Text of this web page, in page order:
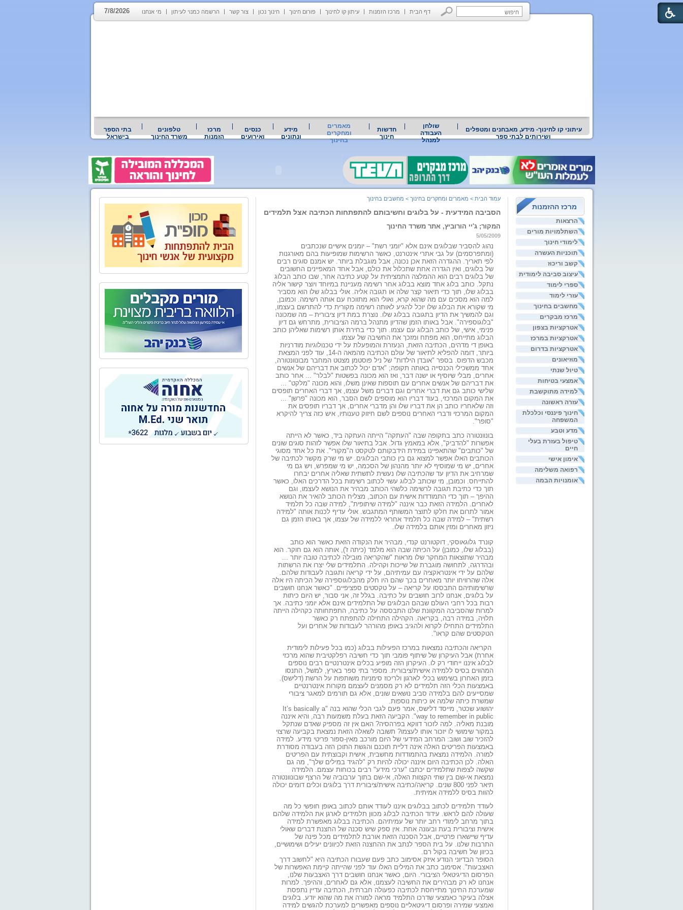
דף הבית מרכז הזמנות עיתון קו לחינוך פורום חינוך חינוך נכון צור קשר הרשמה כמנוי לעיתון מי אנחנו 7/8/2026
עיתוני קו לחינוך- מידע, מאבחנים ומטפלים
ושירותים לבתי ספר
שולחן
העבודה
למנהל
חדשות
חינוך
מאמרים
ומחקרים
בחינוך
מידע
ונתונים
כנסים
ואירועים
מרכז
הזמנות
טלפונים
משרד החינוך
בתי הספר
בישראל
מרכז ההזמנות
הרצאות
השתלמויות מורים
לימודי חינוך
תוכניות העשרה
קשב וריכוז
עיצוב סביבה לימודית
ספרי לימוד
עזרי לימוד
מחשבים בחינוך
מרכז מבקרים
אטרקציות בצפון
אטרקציות במרכז
אטרקציות בדרום
מוזיאונים
טיול שנתי
אמצעי בטיחות
למידה מתוקשבת
עזרה ראשונה
חינוך פיננסי וכלכלת
המשפחה
מדע וטבע
טיפול בעזרת בעלי
חיים
אימון אישי
רפואה משלימה
אומנויות הבמה
עמוד הבית > מאמרים ומחקרים בחינוך > מחשבים בחינוך
הסביבה המידעית - על בלוגים וחשיבותם להתפתחות הכתיבה אצל תלמידים
המקור; ג'יי הורוביץ, אתר משרד החינוך
5/05/2009
נהוג להסביר שבלוגים אינם אלא "יומני רשת" – יומנים אישיים שנכתבים
(ומתפרסמים) על גבי אתרי אינטרנט, כאשר הרשימות שמופיעות בהם מאורגנות
לפי תאריך. ההגדרה הזאת אכן נכונה, אבל מוגבלת ביותר. יש אמנם סוגים רבים
של בלוגים, ואין הגדרה אחת שתכלול את כולם, אבל אחד המאפיינים החשובים
של בלוגים רבים הוא ההמלצה התמציתית על קטע כתיבה אחר, שבו כותב הבלוג
נתקל. כותב בלוג אחד מוצא בבלוג אחר רשימה מעניינת במיוחד ויוצר קישור אליה
בבלוג שלו, תוך כדי תיאור קצר שלה או תגובה אליה. אולי בבלוג שלו הוא מסביר
למה הוא מסכים עם מה שהוא קרא, ואולי הוא מתווכח עם אותה רשימה. וכמובן,
מי שקורא את הבלוג שלו יוכל להגיע לאותה רשימה מקורית כדי להתרשם בעצמו,
וגם להמשיך את הדיון בתגובה בבלוג שלו. נוצרת במת דיון ציבורית – מה שמכונה
"בלוגוספירה". אבל באותו הזמן שהדיון מתנהל ברמה הציבורית, מתרחש גם דיון
פנימי, אישי, של כותב הבלוג עם עצמו. תוך כדי בחירת אותן רשימות שאליהן כותב
הבלוג מתייחס, הוא מפתח ומזכך את החשיבה של עצמו.
באופן די מדהים, הכתיבה הזאת, הנעזרת והמופעלת על ידי טכנולוגיות מודרניות
ביותר, דומה להפליא לתיאור של עולם הכתיבה מהמאה ה-14, עוד לפני המצאת
מכבש הדפוס. בספר "אובדן הילדות" של ניל פוסטמן מצטט המחבר מבונוונטורה,
אחד ממשכילי הכנסייה באותה תקופה; "אדם יכול לכתוב את דבריהם של אנשים
אחרים, מבלי שיוסיף או ישנה דבר, ואז הוא מכונה בפשטות "לבלר" ... אחר כותב
את דבריהם של אנשים אחרים עם תוספות שאינן משלו, והוא מכונה "מלקט" ...
שלישי כותב גם את דברי אחרים וגם דברים משל עצמו, אך דברי האחרים תופסים
את המקום המרכזי, בעוד דבריו הוא מוספים לשם הסבר, הוא מכונה "פרשן" ...
וזה שלאחריו כותב הן את דבריו שלו והן מדברי אחרים, אך דבריו תופסים את
המקום המרכזי ודברי האחרים נוספים לשם חיזוק טענותיו, איש כזה צריך להיקרא
"סופר".
בונוונטורה כתב בתקופה שבה "העתקה" הייתה העתקה ביד, כאשר לא הייתה
אפשרות "להדביק", אלא במאמץ גדול. אבל בתיאור שלו אפשר לזהות סוגים שונים
של "כותבים" שהתאפיינו במידת הידבקותם לטקסט ה"מקורי". את כל אחד מסוגי
הכותבים האלו אפשר למצוא גם בין כותבי הבלוגים. יש מי שרק מקשר לכתיבה של
אחרים, יש מי שמוסיף לא יותר מהנהון של הסכמה, יש מי שמפרש, ויש גם מי
שמרחיב את הדיון עד שהכתיבה שלו נעשית לתשתית שאליה אחרים יבחרו
להתייחס. וכמובן, מי שכותב לבלוג עשוי לכתוב רשימות בכל הדרכים האלו, כאשר
תוך כדי כתיבת תגובה לרשימה כלשהי הכותב מבהיר את הנושא לעצמו, וגם
ההיפך – תוך כדי התמודדות אישית עם הכתוב, מצליח הכותב להאיר את הנושא
לאחרים. הלמידה הזאת כבר איננה "למידה שיתופית", למידה שבה כל תלמיד
אמור לתרום את חלקו לתוצר המשותף המתגבש. אולי עדיף לכנות אותה "למידה
רשתית" – למידה שבה כל תלמיד אחראי ללמידה של עצמו, אך באותו הזמן גם
ניזון מאחרים ומזין אותם בלמידה שלו.
קונרד גלוגאוסקי, דוקטורנט קנדי, מבהיר את הנקודה הזאת כאשר הוא כותב
(בבלוג שלו, כמובן) על הכיתה שבה הוא מלמד (כיתה ז'), אותה הוא גם חוקר. הוא
מבהיר שתוצאות המחקר שלו מראות "שהקריאה מובילה לכתיבה טובה יותר ...
ובהדרגה, לתחושה מוגברת של שייכות וקהילה. התלמידים שלי יצרו את הרשתות
שלהם על ידי אינטראקציה עם עמיתיהם, על ידי קריאה ותגובה לעבודות שלהם.
אלה שהרוויחו יותר מאחרים בכך שהם היו חלק מהבלוגוספירה של הכיתה היו אלה
שרשימותיהם התבססו על קריאה – על טקסטים ספציפיים. "כאשר אנחנו חושבים
על בלוגים, אנחנו לרוב חושבים על כתיבה. בגלל זה, אני סבור, יש היום כיתות
רבות בכל רחבי העולם שבהם הבלוגים של התלמידים אינם אלא יומני כתיבה. אך
למרות שהסביבה המקוונת שלנו התבססה על כתיבה, התפתחותה כקהילה הייתה
תלויה, במידה רבה, בקריאה. הקהילה התחילה להתפתח רק כאשר
התלמידים התחילו לקרוא ולהגיב באופן מהורהר לעבודות של אחרים ועל
הטקסטים שהם קראו".
הקריאה והכתיבה נמצאות במרכז הפעילות בבלוג (כמו בכל פעילות לימודית
אחרת) אבל העיקרון של שיתוף פומבי תוך כדי חשיבה רפלקטיבית שהוא מרכזי
לבלוג איננו ייחודי רק לו. העיקרון הזה מופיע בכלים אינטרנטיים רבים נוספים
המהווים בסיס ללמידה אישית/ציבורית. מספר בתי ספר בארץ, למשל, התנסו
בזמן האחרון בשימוש בכלי לארגון ולריכוז סימניות משותפות על הרשת (דלישס).
באמצעות הכלי הזה תלמידים לא רק מסמנים לעצמם מקורות אינטרנטיים
שמסייעים להם בלמידה סביב נושאים שונים, אלא גם תורמים למאגר ציבורי
שמשרת כיתה שלמה או כיתות נוספות.
יהושוע שכטר, מייסד דלישס, אמר פעם לגבי הכלי שהוא בנה "It’s basically a
way to remember in public". הקביעה הזאת בעלת משמעות רבה, והיא איננה
מובנת מאליה. למה לזכור דווקא בפרהסיה? האם אין זה מספיק שאדם שנתקל
במקור שימושי לו יזכור אותו לעצמו? תשובה לשאלה הזאת נמצאת בקביעה שרצוי
להזכיר שוב ושוב: המרחב המידעי של היום מורכב מאין-ספור פריטי מידע. למידה
באמצעות הפריטים האלה אינה דליית תוכנם והגשת התוכן הזה בעבודה מסודרת
למורה. הלמידה נמצאת בהתמודדות מחשבית, אישית וקבוצתית עם הפריטים
האלה. לכן הכתיבה היום איננה יכולה להיות רק "להגיד במילים שלך", מה גם
שקשה לצפות שתלמידים יכתבו "ערכי מידע" רבים בכוחות עצמם. הלמידה
נמצאת אי-שם בין שתי הקצוות האלה, אי-שם בתוך ערבוביה של הרצף שבונוונטורה
תיאר לפני 800 שנים. קריאה/כתיבה אישית/ציבורית דרך בלוגים וכלים דומים יכולה
להוות בסיס ללמידה אמיתית.
לעודד תלמידים לכתוב בבלוגים איננו לעודד אותם לכתוב באופן חופשי כל מה
שעולה להם לראש. עידוד הכתיבה לבלוג מכוון תלמידים לארגן את הלמידה שלהם
בתוך מרחב לימודי רחב יותר של עמיתיהם. הכתיבה בבלוג מאפשרת למידה
אישית וציבורית בעת ובעונה אחת. אין ספק שיש סכנה של החצנת דברים שאולי
עדיף שיישארו פרטיים, אבל הסכנה הזאת אורבת לתלמידים מכל פינה של
התרבות שלנו. על בית הספר לנתב את ההחצנה הזאת לכיוונים יעילים ושימושיים,
בכיוון של חשיבה בקול רם.
הסופר הבדיוני הנודע איזק אסימוב כתב פעם שעבורו הכתיבה היא "לחשוב דרך
האצבעות". אסימוב כתב את המילים האלו עוד לפני שהייתה קיימת האפשרות של
הפרסום הדיגיטאלי הציבורי. היום, כאשר אנחנו חושבים דרך האצבעות שלנו,
אנחנו לא רק מבהירים את החשיבה לעצמנו, אלא גם לאחרים, וההיפך. למרות
שמערכת החינוך מתייחסת לכתיבה כפעולה חברתית, הכתיבה עדיין נתפסת
אצלה בעיקר כאמצעי שדרכו התלמיד מראה למורה את מה שהוא יודע. בלוגים
ואמצעי שמירה ופרסום דיגיטאליים נוספים מאפשרים למערכת להגשים למידה